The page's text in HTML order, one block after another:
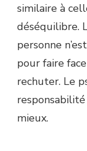
similaire à
déséquilibre.
personne
pour faire
rechuter. Le
mieux.